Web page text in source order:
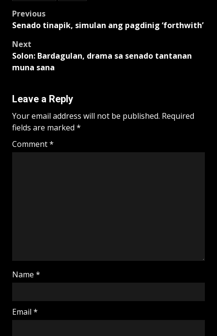
Post
navigation
Previous
Senado tinapik, simulan ang pagdinig ‘forthwith’
Next
Solon: Bardagulan, drama sa senado tantanan
muna sana
Leave a Reply
Your email address will not be published. Required
fields are marked *
Comment*
Name *
Email *